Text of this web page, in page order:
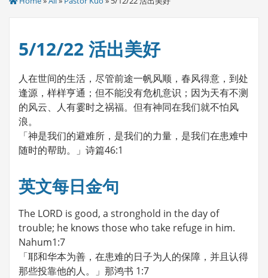
5/12/22 活出美好
人在世间的生活，尽管前途一帆风顺，春风得意，到处
逢源，样样亨通；但不能没有危机意识；因为天有不测
的风云、人有霎时之祸福。但有神同在我们就不怕风
浪。
「神是我们的避难所，是我们的力量，是我们在患难中
随时的帮助。」诗篇46:1
英文每日金句
The LORD is good, a stronghold in the day of
trouble; he knows those who take refuge in him.
Nahum1:7
「耶和华本为善，在患难的日子为人的保障，并且认得
那些投靠他的人。」那鸿书 1:7